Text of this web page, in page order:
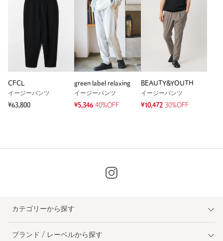
CFCL
イージーパンツ
¥63,800
green label relaxing
イージーパンツ
¥5,346 40%OFF
BEAUTY&YOUTH
イージーパンツ
¥10,472 30%OFF
カテゴリーから探す
ブランド / レーベルから探す